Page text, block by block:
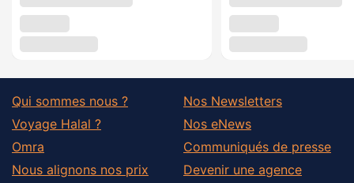
Qui sommes nous ?
Voyage Halal ?
Omra
Nous alignons nos prix
Nos Newsletters
Nos eNews
Communiqués de presse
Devenir une agence